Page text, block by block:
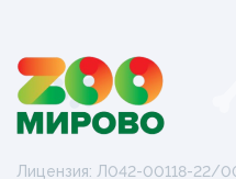
Лицензия: Л042-00118-22/